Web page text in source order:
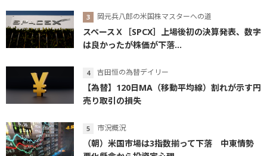
岡元兵八郎の米国株マスターへの道
スペースＸ［SPCX］上場後初の決算発表、数字
は良かったが株価が下落...
吉田恒の為替デイリー
【為替】120日MA（移動平均線）割れが示す円
売り取引の損失
市況概況
（朝）米国市場は3指数揃って下落 中東情勢